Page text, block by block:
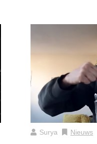
Surya Nieuws